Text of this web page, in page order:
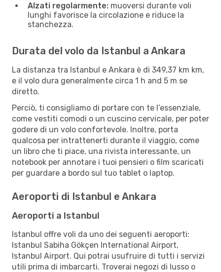
Alzati regolarmente: muoversi durante voli
lunghi favorisce la circolazione e riduce la
stanchezza.
Durata del volo da Istanbul a Ankara
La distanza tra Istanbul e Ankara è di 349,37 km km,
e il volo dura generalmente circa 1 h and 5 m se
diretto.
Perciò, ti consigliamo di portare con te l’essenziale,
come vestiti comodi o un cuscino cervicale, per poter
godere di un volo confortevole. Inoltre, porta
qualcosa per intrattenerti durante il viaggio, come
un libro che ti piace, una rivista interessante, un
notebook per annotare i tuoi pensieri o film scaricati
per guardare a bordo sul tuo tablet o laptop.
Aeroporti di Istanbul e Ankara
Aeroporti a Istanbul
Istanbul offre voli da uno dei seguenti aeroporti:
Istanbul Sabiha Gökçen International Airport,
Istanbul Airport. Qui potrai usufruire di tutti i servizi
utili prima di imbarcarti. Troverai negozi di lusso o